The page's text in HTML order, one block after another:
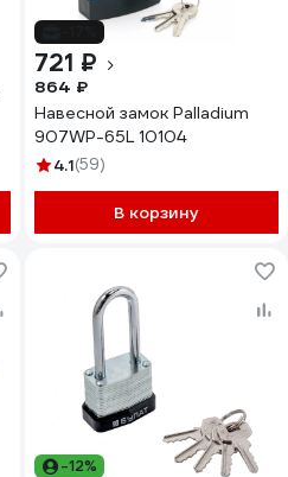
721 ₽
864 ₽
Навесной замок Palladium
907WP-65L 10104
4.1(59)
В корзину
-12%